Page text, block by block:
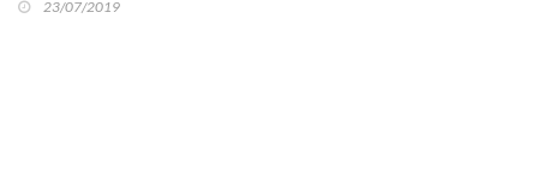
23/07/2019